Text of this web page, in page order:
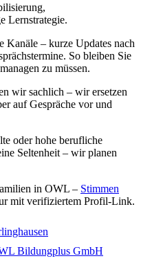
Lernstrategie.
– kurze Updates nach
So bleiben Sie
zu müssen.
wir sachlich – wir ersetzen
auf Gespräche vor und
oder hohe berufliche
Seltenheit – wir planen
in OWL – Stimmen
mit verifiziertem Profil-Link.
Bildungplus GmbH